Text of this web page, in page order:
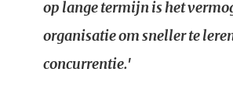
op lange termijn is het
organisatie om sneller te
concurrentie.'